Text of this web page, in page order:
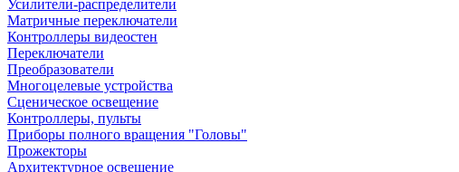
Усилители-распределители
Матричные переключатели
Контроллеры видеостен
Переключатели
Преобразователи
Многоцелевые устройства
Сценическое освещение
Контроллеры, пульты
Приборы полного вращения "Головы"
Прожекторы
Архитектурное освещение